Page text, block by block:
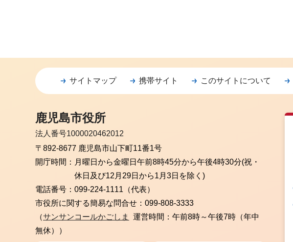
サイトマップ 携帯サイト このサイトについて
鹿児島市役所
法人番号1000020462012
〒892-8677 鹿児島市山下町11番1号
開庁時間： 月曜日から金曜日 午前8時45分から午後4時30分(祝・
休日及び12月29日から1月3日を除く)
電話番号： 099-224-1111（代表）
市役所に関する簡易な問合せ： 099-808-3333
（サンサンコールかごしま
運営時間：午前8時～午後7時（年中
無休））